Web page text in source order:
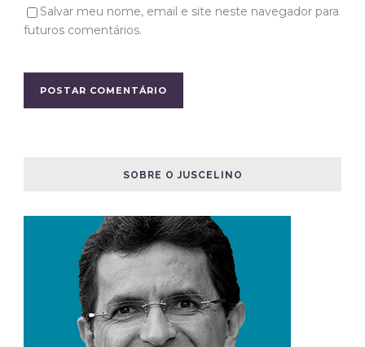
Salvar meu nome, email e site neste navegador para
futuros comentários.
SOBRE O JUSCELINO